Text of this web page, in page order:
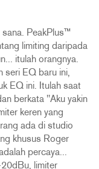
sana. PeakPlus™
limiting daripada
itulah orangnya.
seri EQ baru ini,
EQ ini. Itulah saat
berkata "Aku yakin
keren yang
ada di studio
khusus Roger
percaya...
limiter